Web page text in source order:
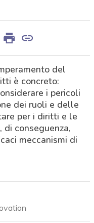
del
è concreto:
i pericoli
dei ruoli e delle
per i diritti e le
conseguenza,
meccanismi di